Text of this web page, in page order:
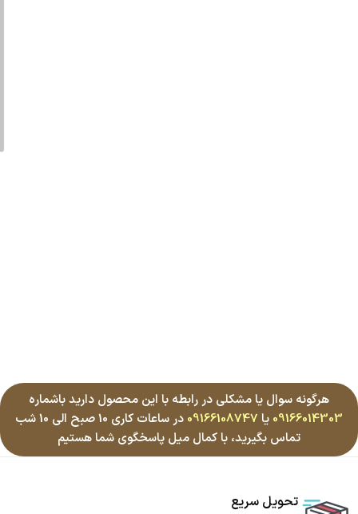
هرگونه سوال یا مشکلی در رابطه با این محصول دارید باشماره
09166014303 یا 09166108747
در ساعات کاری 10 صبح الی 10 شب
تماس بگیرید، با کمال میل پاسخگوی شما هستیم
تحویل سریع